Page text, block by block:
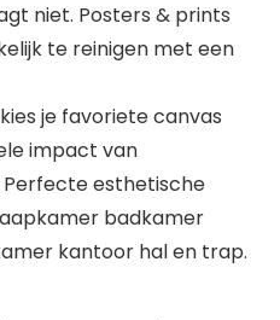
niet. Posters & prints
te reinigen met een
je favoriete canvas
impact van
esthetische
badkamer
kantoor hal en trap.